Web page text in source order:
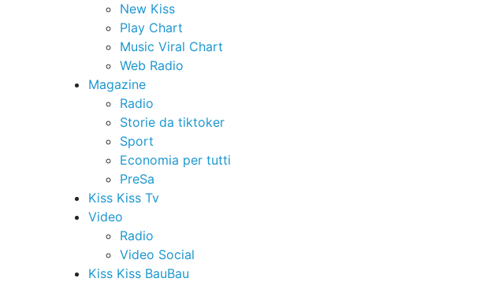
New Kiss
Play Chart
Music Viral Chart
Web Radio
Magazine
Radio
Storie da tiktoker
Sport
Economia per tutti
PreSa
Kiss Kiss Tv
Video
Radio
Video Social
Kiss Kiss BauBau